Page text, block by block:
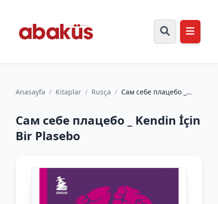
Anasayfa / Kitaplar / Rusça / Сам себе плацебо _
Сам себе плацебо _ Kendin İçin
Bir Plasebo